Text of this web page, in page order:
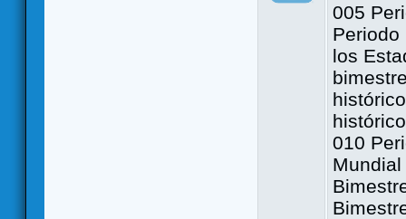
005
Periodo
los
010